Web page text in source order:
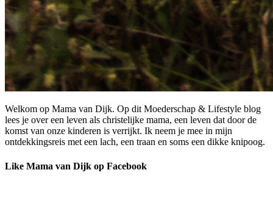
Welkom op Mama van Dijk. Op dit Moederschap & Lifestyle blog
lees je over een leven als christelijke mama, een leven dat door de
komst van onze kinderen is verrijkt. Ik neem je mee in mijn
ontdekkingsreis met een lach, een traan en soms een dikke knipoog.
Like Mama van Dijk op Facebook